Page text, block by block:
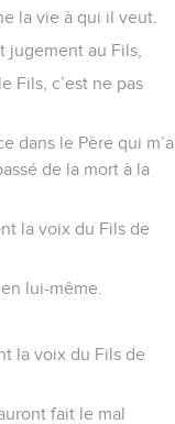
la vie à qui il veut.
jugement au Fils,
Fils, c’est ne pas
dans le Père qui m’a
de la mort à la
la voix du Fils de
lui-même.
la voix du Fils de
fait le mal